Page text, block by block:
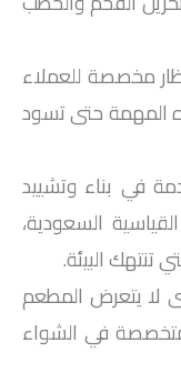
مخصصة للعملاء
المهمة حتى تسود
في بناء وتشييد
السعودية،
تنتهك البيئة.
لا يتعرض المطعم
في الشواء